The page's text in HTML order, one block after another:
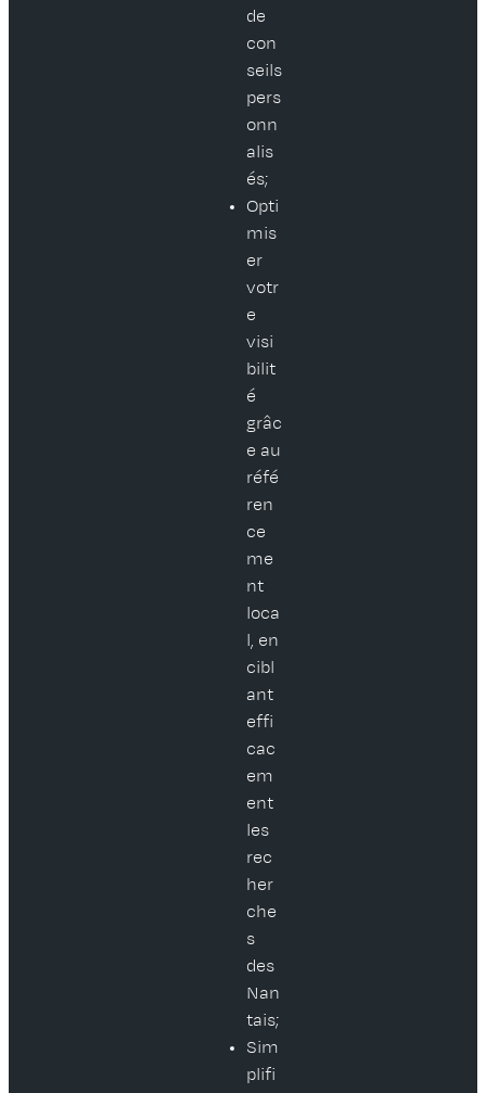
de
con
seils
pers
onn
alis
és;
Opti
mis
er
votr
e
visi
bilit
é
grâc
e au
réfé
ren
ce
me
nt
loca
l, en
cibl
ant
effi
cac
em
ent
les
rec
her
che
s
des
Nan
tais;
Sim
plifi